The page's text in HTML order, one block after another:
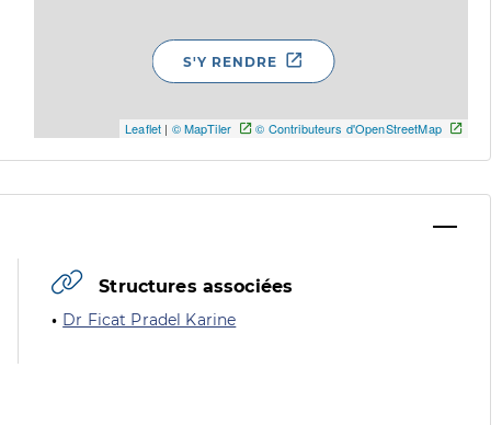
Leaflet | © MapTiler © Contributeurs d'OpenStreetMap
S'Y RENDRE
Structures associées
Dr Ficat Pradel Karine